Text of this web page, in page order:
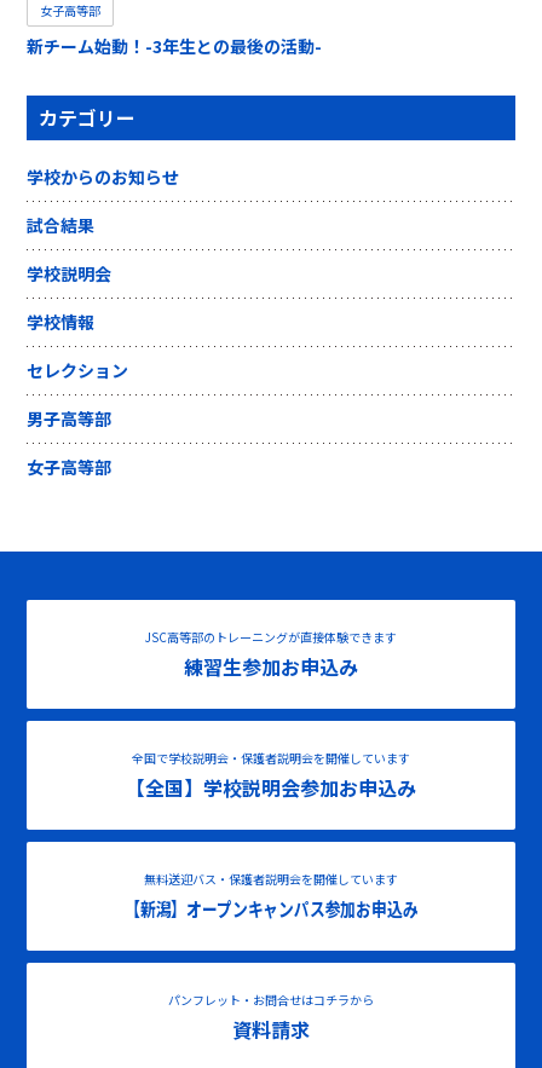
女子高等部
新チーム始動！-3年生との最後の活動-
カテゴリー
学校からのお知らせ
試合結果
学校説明会
学校情報
セレクション
男子高等部
女子高等部
JSC高等部のトレーニングが直接体験できます
練習生参加お申込み
全国で学校説明会・保護者説明会を開催しています
【全国】学校説明会参加お申込み
無料送迎バス・保護者説明会を開催しています
【新潟】オープンキャンパス参加お申込み
パンフレット・お問合せはコチラから
資料請求